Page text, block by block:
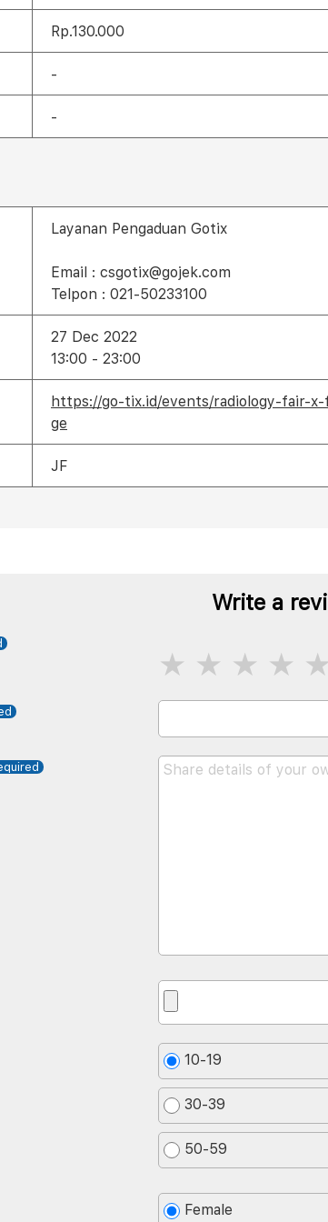
Rp.130.000
-
-
Layanan Pengaduan Gotix
Email : csgotix@gojek.com
Telpon : 021-50233100
27 Dec 2022
13:00 - 23:00
https://go-tix.id/events/radiology-fair-
ge
JF
Write a
10-19
30-39
50-59
Female